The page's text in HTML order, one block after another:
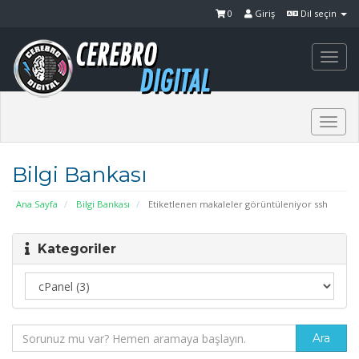
Dil seçin
Giriş
0
Bilgi Bankası
Ana Sayfa Bilgi Bankası Etiketlenen makaleler görüntüleniyor ssh
Kategoriler